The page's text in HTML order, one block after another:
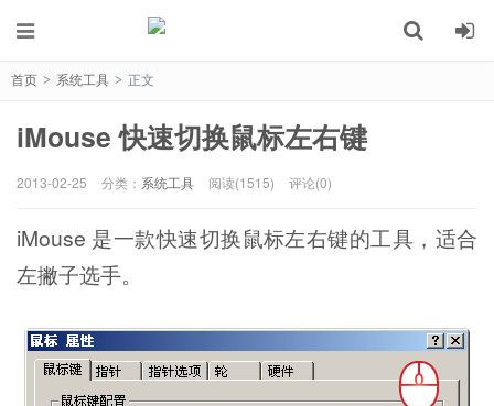
首页 > 系统工具 > 正文
iMouse 快速切换鼠标左右键
2013-02-25 分类： 系统工具 阅读(1515) 评论(0)
iMouse 是一款快速切换鼠标左右键的工具，适合
左撇子选手。